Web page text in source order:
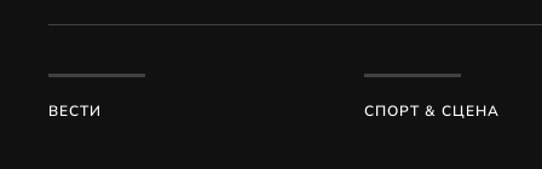
ВЕСТИ СПОРТ & СЦЕНА